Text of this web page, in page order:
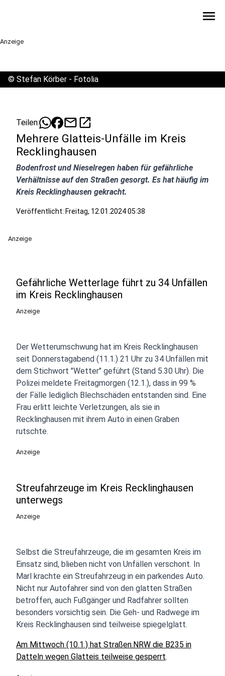
menu
Anzeige
© Stefan Körber - Fotolia
Teilen: mailopen_in_new
Mehrere Glatteis-Unfälle im Kreis
Recklinghausen
Bodenfrost und Nieselregen haben für gefährliche
Verhältnisse auf den Straßen gesorgt. Es hat häufig im
Kreis Recklinghausen gekracht.
Veröffentlicht: Freitag, 12.01.2024 05:38
Anzeige
Gefährliche Wetterlage führt zu 34 Unfällen
im Kreis Recklinghausen
Anzeige
Der Wetterumschwung hat im Kreis Recklinghausen
seit Donnerstagabend (11.1.) 21 Uhr zu 34 Unfällen mit
dem Stichwort "Wetter" geführt (Stand 5.30 Uhr). Die
Polizei meldete Freitagmorgen (12.1.), dass in 99 %
der Fälle lediglich Blechschäden entstanden sind. Eine
Frau erlitt leichte Verletzungen, als sie in
Recklinghausen mit ihrem Auto in einen Graben
rutschte.
Anzeige
Streufahrzeuge im Kreis Recklinghausen
unterwegs
Anzeige
Selbst die Streufahrzeuge, die im gesamten Kreis im
Einsatz sind, blieben nicht von Unfällen verschont. In
Marl krachte ein Streufahrzeug in ein parkendes Auto.
Nicht nur Autofahrer sind von den glatten Straßen
betroffen, auch Fußgänger und Radfahrer sollten
besonders vorsichtig sein. Die Geh- und Radwege im
Kreis Recklinghausen sind teilweise spiegelglatt.
Am Mittwoch (10.1.) hat Straßen.NRW die B235 in
Datteln wegen Glatteis teilweise gesperrt.